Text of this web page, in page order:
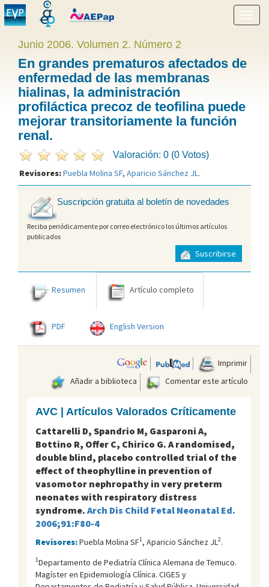
menú
Junio 2006. Volumen 2. Número 2
En grandes prematuros afectados de
enfermedad de las membranas
hialinas, la administración
profiláctica precoz de teofilina puede
mejorar transitoriamente la función
renal.
Valoración: 0 (0 Votos)
Revisores:Puebla Molina SF, Aparicio Sánchez JL.
Suscripción gratuita al boletín de novedades
Reciba periódicamente por correo electrónico los últimos artículos
publicados
Suscribirse
Resumen Artículo completo
PDF English Version
Imprimir
Añadir a biblioteca
Comentar este artículo
AVC | Artículos Valorados Críticamente
Cattarelli D, Spandrio M, Gasparoni A,
Bottino R, Offer C, Chirico G. A randomised,
double blind, placebo controlled trial of the
effect of theophylline in prevention of
vasomotor nephropathy in very preterm
neonates with respiratory distress
syndrome. Arch Dis Child Fetal Neonatal Ed.
2006;91:F80-4
Revisores:Puebla Molina SF1, Aparicio Sánchez JL 2.
1Departamento de Pediatría Clínica Alemana de Temuco.
Magíster en Epidemiología Clínica. CIGES y